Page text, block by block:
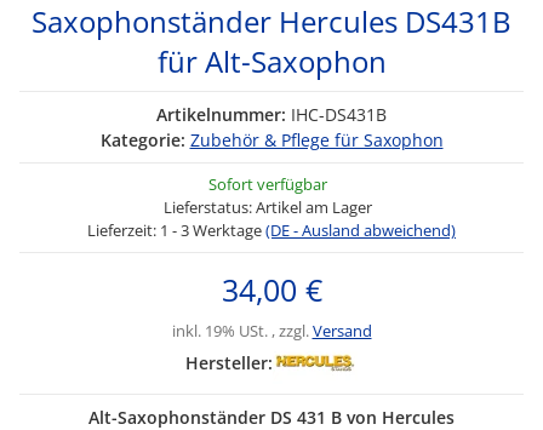
Saxophonständer Hercules DS431B
für Alt-Saxophon
Artikelnummer: IHC-DS431B
Kategorie: Zubehör & Pflege für Saxophon
Sofort verfügbar
Lieferstatus: Artikel am Lager
Lieferzeit: 1 - 3 Werktage(DE - Ausland abweichend)
34,00 €
inkl. 19% USt. , zzgl.Versand
Hersteller:
Alt-Saxophonständer DS 431 B von Hercules